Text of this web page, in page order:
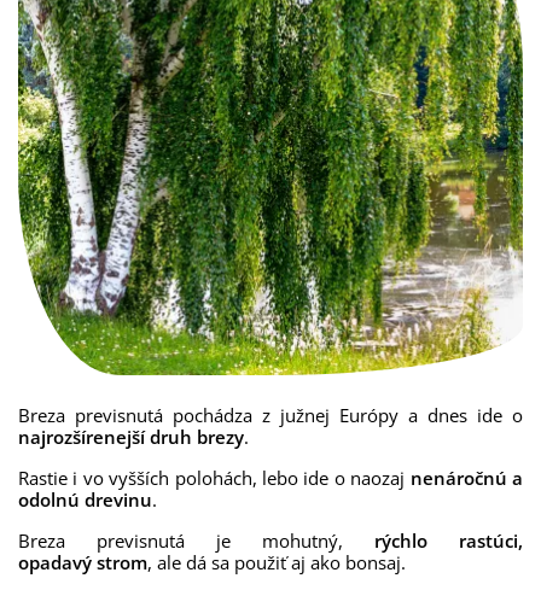
Breza previsnutá pochádza z južnej Európy a dnes ide o
najrozšírenejší druh brezy.
Rastie i vo vyšších polohách, lebo ide o naozaj nenáročnú a
odolnú drevinu.
Breza previsnutá je mohutný, rýchlo rastúci,
opadavý strom, ale dá sa použiť aj ako bonsaj.